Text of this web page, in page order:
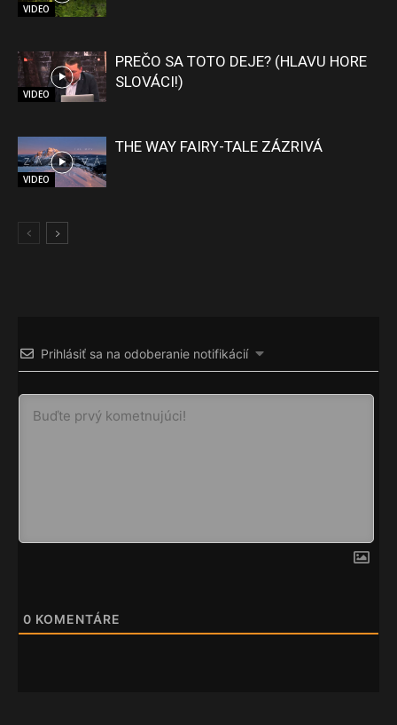
VIDEO
VIDEO
PREČO SA TOTO DEJE? (HLAVU HORE
SLOVÁCI!)
VIDEO
THE WAY FAIRY-TALE ZÁZRIVÁ
Prihlásiť sa na odoberanie notifikácií
0 KOMENTÁRE